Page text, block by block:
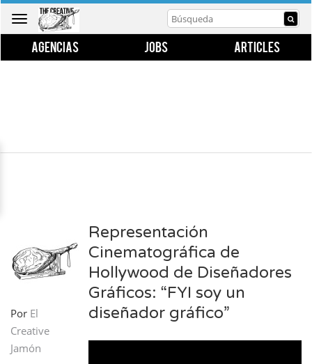
Toggle
navigation
AGENCIAS JOBS ARTICLES
Por El
Creative
Jamón
Representación
Cinematográfica de
Hollywood de Diseñadores
Gráficos: “FYI soy un
diseñador gráfico”